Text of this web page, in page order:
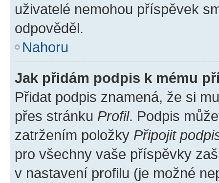
uživatelé nemohou příspěvek
odpověděl.
Nahoru
Jak přidám podpis k mému
Přidat podpis znamená, že si
přes stránku Profil. Podpis
zatržením položky Připojit
pro všechny vaše příspěvky
v nastavení profilu (je možné